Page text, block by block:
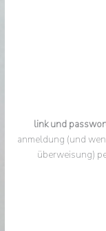
link und
anmeldung (und
überweisung)